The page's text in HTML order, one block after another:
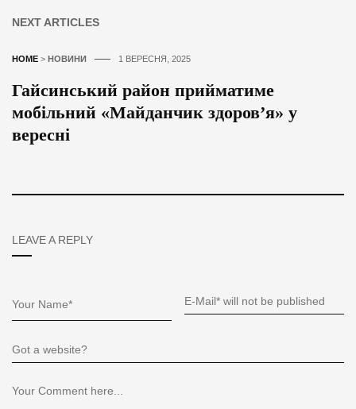
NEXT ARTICLES
HOME > НОВИНИ 1 ВЕРЕСНЯ, 2025
Гайсинський район прийматиме
мобільний «Майданчик здоров’я» у
вересні
LEAVE A REPLY